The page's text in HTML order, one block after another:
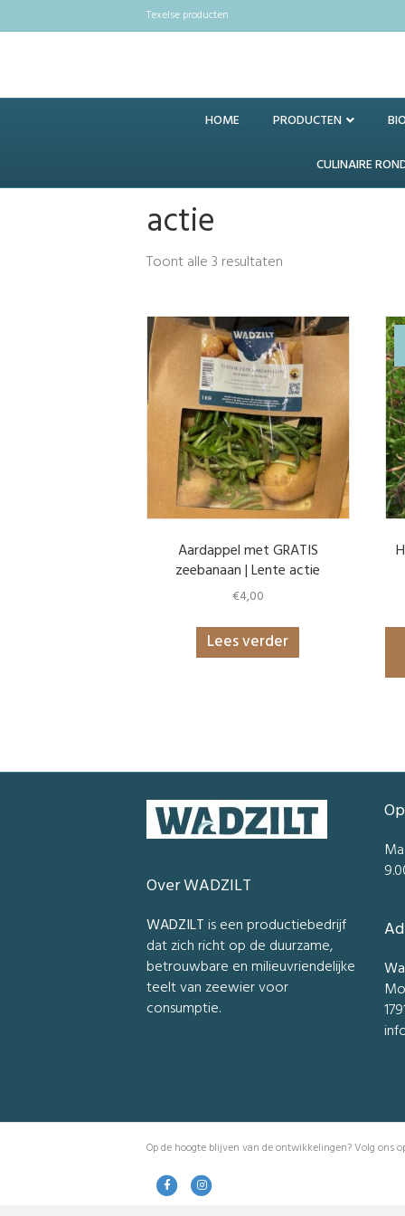
Texelse producten
HOME PRODUCTEN
CULINAIRE
actie
Toont alle 3 resultaten
Aardappel met GRATIS
zeebanaan | Lente actie
€4,00
Lees verder
Over WADZILT
WADZILTis een productiebedrijf
dat zich richt op de duurzame,
betrouwbare en milieuvriendelijke
teelt van zeewier voor
consumptie.
Op de hoogte blijven van de ontwikkelingen? Volg ons
FacebookInstagram